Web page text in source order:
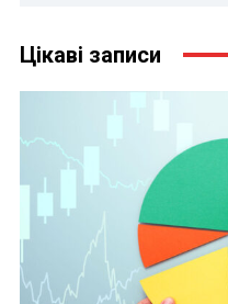
Цікаві записи